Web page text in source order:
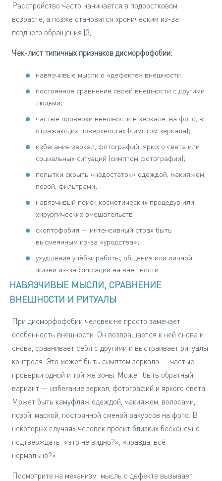
Расстройство часто начинается в подростковом
возрасте, а позже становится хроническим из-за
позднего обращения [3].
Чек-лист типичных признаков дисморфофобии:
навязчивые мысли о «дефекте» внешности;
постоянное сравнение своей внешности с другими
людьми;
частые проверки внешности в зеркале, на фото, в
отражающих поверхностях (симптом зеркала);
избегание зеркал, фотографий, яркого света или
социальных ситуаций (симптом фотографии);
попытки скрыть «недостаток» одеждой, макияжем,
позой, фильтрами;
навязчивый поиск косметических процедур или
хирургических вмешательств;
скоптофобия — интенсивный страх быть
высмеянным из-за «уродства»;
ухудшение учёбы, работы, общения или личной
жизни из-за фиксации на внешности.
НАВЯЗЧИВЫЕ МЫСЛИ, СРАВНЕНИЕ
ВНЕШНОСТИ И РИТУАЛЫ
При дисморфофобии человек не просто замечает
особенность внешности. Он возвращается к ней снова и
снова, сравнивает себя с другими и выстраивает ритуалы
контроля. Это может быть симптом зеркала — частые
проверки одной и той же зоны. Может быть обратный
вариант — избегание зеркал, фотографий и яркого света.
Может быть камуфляж одеждой, макияжем, волосами,
позой, маской, постоянной сменой ракурсов на фото. В
некоторых случаях человек просит близких бесконечно
подтверждать: «это не видно?», «правда, всё
нормально?»
Посмотрите на механизм: мысль о дефекте вызывает